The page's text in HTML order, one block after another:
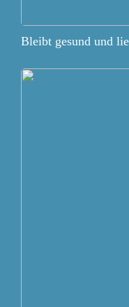
Bleibt gesund und